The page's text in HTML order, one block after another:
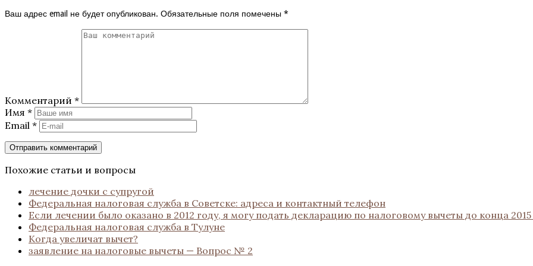
Ваш адрес email не будет опубликован. Обязательные поля помечены *
Комментарий *
Имя *
Email *
Похожие статьи и вопросы
лечение дочки с супругой
Федеральная налоговая служба в Советске: адреса и контактный телефон
Если лечении было оказано в 2012 году, я могу подать декларацию по налоговому вычеты до конца 2015
Федеральная налоговая служба в Тулуне
Когда увеличат вычет?
заявление на налоговые вычеты — Вопрос № 2